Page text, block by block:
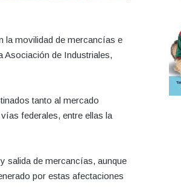
la movilidad de mercancías e
Asociación de Industriales,
tanto al mercado
federales, entre ellas la
salida de mercancías, aunque
por estas afectaciones